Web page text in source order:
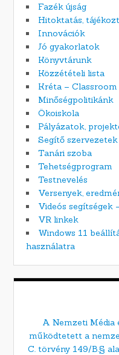
Fazék újság
Hitoktatás,
Innovációk
Jó gyakorlatok
Könyvtárunk
Közzétételi lista
Kréta –
Minőségpolitikánk
Ökoiskola
Pályázatok,
Segítő szervezetek
Tanári szoba
Tehetségprogram
Testnevelés
Versenyek,
Videós segítségek
VR linkek
Windows 11
használatra
A Nemzeti Média
működtetett a
C. törvény 149/B.§